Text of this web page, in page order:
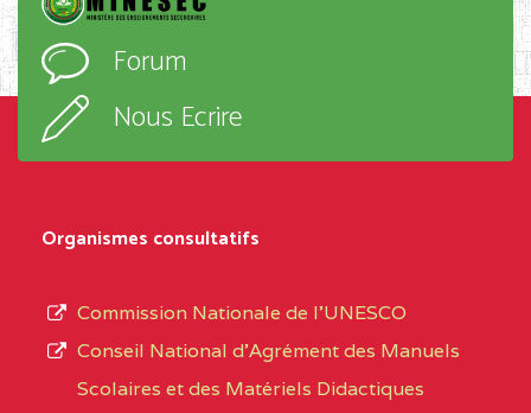
D'ENSEIGNEMENT
PROFESSIONNEL
(CEGEP) STE FOI BP
:4740 YAOUNDE
l’ordre
d’enseignement,
type
Forum
Nous Ecrire
Organismes consultatifs
Commission Nationale de l’UNESCO
Conseil National d’Agrément des Manuels
Scolaires et des Matériels Didactiques